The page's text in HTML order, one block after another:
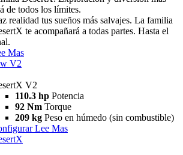
de todos los límites.
realidad tus sueños más salvajes. La familia
te acompañará a todas partes. Hasta el
Mas
V2
V2
110.3 hp Potencia
92 Nm Torque
209 kg Peso en húmedo (sin combustible)
Lee Mas